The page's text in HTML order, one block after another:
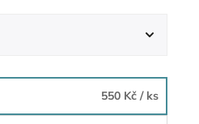
550 Kč / ks